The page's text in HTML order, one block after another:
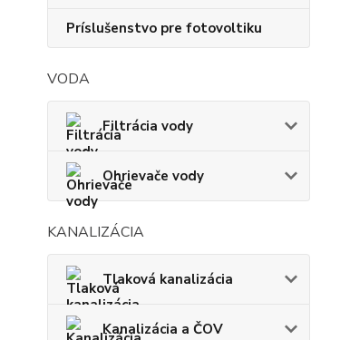
Príslušenstvo pre fotovoltiku
VODA
Filtrácia vody
Ohrievače vody
KANALIZÁCIA
Tlaková kanalizácia
Kanalizácia a ČOV